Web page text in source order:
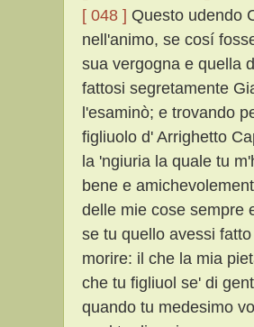
[ 048 ] Questo udendo
nell'animo, se cosí
sua vergogna e quella
fattosi segretamente
l'esaminò; e trovando
figliuolo d' Arrighetto
la 'ngiuria la quale tu
bene e
delle mie cose sempre
se tu quello avessi
morire: il che la mia
che tu figliuol se' di
quando tu medesimo